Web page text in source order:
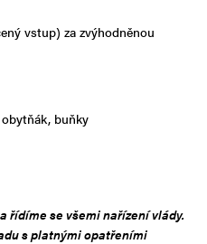
vstup) za zvýhodněnou
buňky
řídíme se všemi nařízení vlády.
s platnými opatřeními